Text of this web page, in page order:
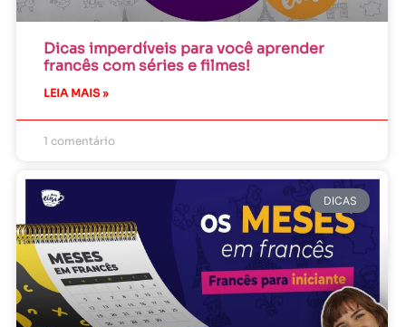
Dicas imperdíveis para você aprender
francês com séries e filmes!
LEIA MAIS »
1 comentário
DICAS